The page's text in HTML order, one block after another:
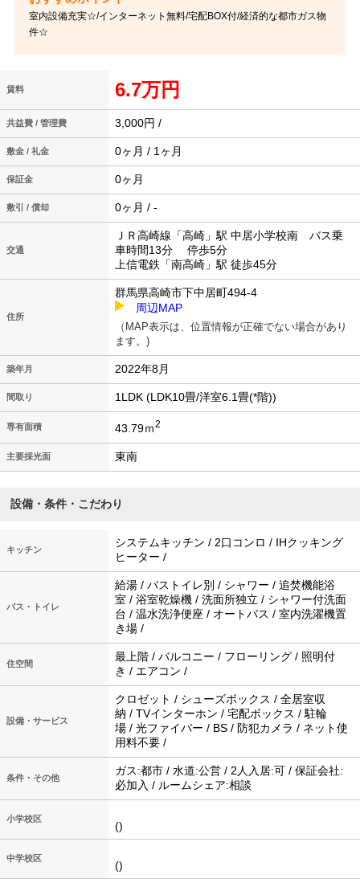
室内設備充実☆/インターネット無料/宅配BOX付/経済的な都市ガス物
件☆
賃料 6.7万円
共益費 / 管理費 3,000円 /
敷金 / 礼金 0ヶ月 / 1ヶ月
保証金 0ヶ月
敷引 / 償却 0ヶ月 / -
交通
ＪＲ高崎線「高崎」駅 中居小学校南 バス乗
車時間13分 停歩5分
上信電鉄「南高崎」駅 徒歩45分
住所
群馬県高崎市下中居町494-4
周辺MAP
（MAP表示は、位置情報が正確でない場合があり
ます。)
築年月 2022年8月
間取り 1LDK (LDK10畳/洋室6.1畳(*階))
専有面積 43.79ｍ2
主要採光面 東南
設備・条件・こだわり
キッチン
システムキッチン / 2口コンロ / IHクッキング
ヒーター /
バス・トイレ
給湯 / バストイレ別 / シャワー / 追焚機能浴
室 / 浴室乾燥機 / 洗面所独立 / シャワー付洗面
台 / 温水洗浄便座 / オートバス / 室内洗濯機置
き場 /
住空間
最上階 / バルコニー / フローリング / 照明付
き / エアコン /
設備・サービス
クロゼット / シューズボックス / 全居室収
納 / TVインターホン / 宅配ボックス / 駐輪
場 / 光ファイバー / BS / 防犯カメラ / ネット使
用料不要 /
条件・その他
ガス:都市 / 水道:公営 / 2人入居:可 / 保証会社:
必加入 / ルームシェア:相談
小学校区
()
中学校区
()